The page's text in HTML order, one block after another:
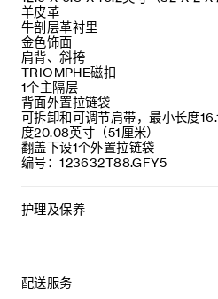
羊皮革
牛剖层革衬里
金色饰面
肩背、斜挎
TRIOMPHE磁扣
1个主隔层
背面外置拉链袋
可拆卸和可调节肩带，最小长度
度20.08英寸（51厘米）
翻盖下设1个外置拉链袋
编号：123632T88.GFY5
护理及保养
建议您：
配送服务